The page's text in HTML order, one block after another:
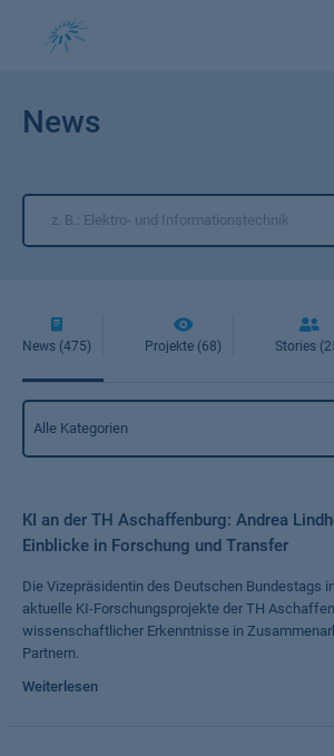
News
News (475) Projekte (68) Stories
Kategorie
Alle Kategorien
KI an der TH Aschaffenburg: Andrea
Einblicke in Forschung und Transfer
Die Vizepräsidentin des Deutschen Bundestags
aktuelle KI-Forschungsprojekte der TH
wissenschaftlicher Erkenntnisse in
Partnern.
Weiterlesen